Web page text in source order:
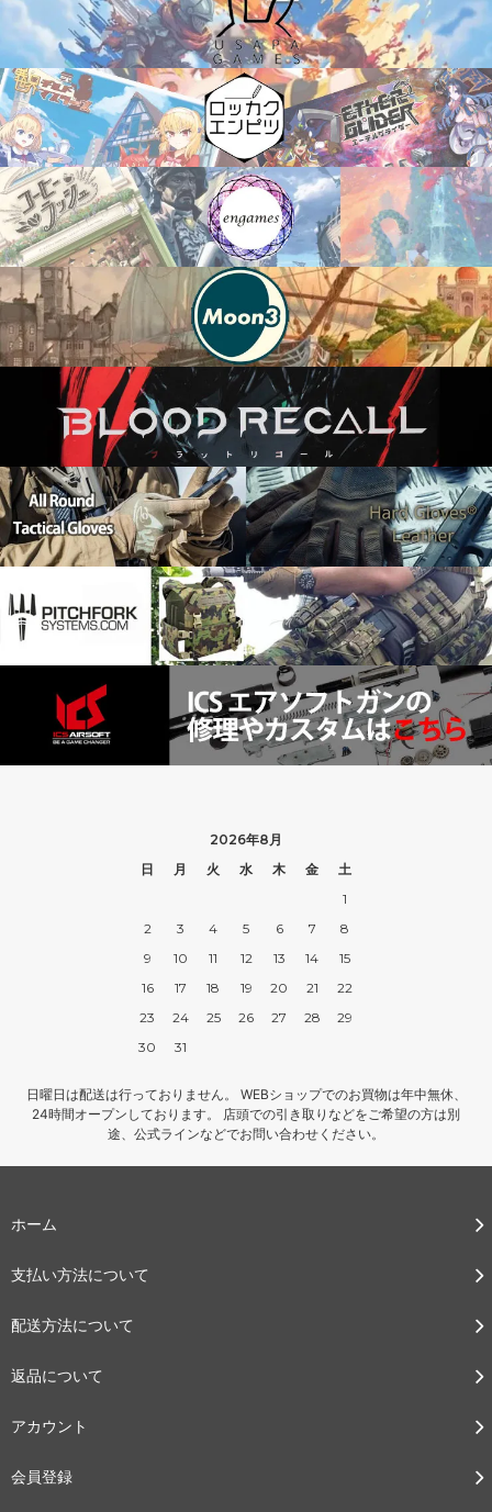
2026年8月
日
月 火 水 木 金
土
1
2
3 4 5 6 7
8
9
10 11 12 13 14
15
16
17 18 19 20 21
22
23
24 25 26 27 28
29
30
31
日曜日は配送は行っておりません。 WEBショップでのお買物は年中無休、
24時間オープンしております。 店頭での引き取りなどをご希望の方は別
途、公式ラインなどでお問い合わせください。
ホーム
支払い方法について
配送方法について
返品について
アカウント
会員登録